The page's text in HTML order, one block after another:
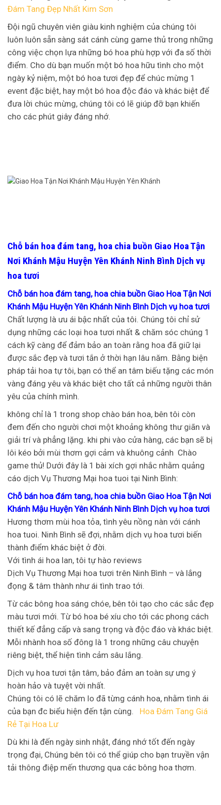
Đám Tang Đẹp Nhất Kim Sơn
Đội ngũ chuyên viên giàu kinh nghiệm của chúng tôi
luôn luôn sẵn sàng sát cánh cùng game thủ trong những
công việc chọn lựa những bó hoa phù hợp với đa số thời
điểm. Cho dù bạn muốn một bó hoa hữu tình cho một
ngày kỷ niệm, một bó hoa tươi đẹp để chúc mừng 1
event đặc biệt, hay một bó hoa độc đáo và khác biệt để
đưa lời chúc mừng, chúng tôi có lẽ giúp đỡ bạn khiến
cho các phút giây đáng nhớ.
Chỗ bán hoa đám tang, hoa chia buồn Giao Hoa Tận
Nơi Khánh Mậu Huyện Yên Khánh Ninh Bình Dịch vụ
hoa tươi
Chỗ bán hoa đám tang, hoa chia buồn Giao Hoa Tận Nơi
Khánh Mậu Huyện Yên Khánh Ninh Bình Dịch vụ hoa tươi
Chất lượng là ưu ái bậc nhất của tôi. Chúng tôi chỉ sử
dụng những các loại hoa tươi nhất & chăm sóc chúng 1
cách kỹ càng để đảm bảo an toàn rằng hoa đã giữ lại
được sắc đẹp và tươi tắn ở thời hạn lâu năm. Bằng biện
pháp tải hoa tự tôi, bạn có thể an tâm biếu tặng các món
vàng đáng yêu và khác biệt cho tất cả những người thân
yêu của chính mình.
không chỉ là 1 trong shop chào bán hoa, bên tôi còn
đem đến cho người chơi một khoảng không thư giãn và
giải trí và phẳng lặng. khi phi vào cửa hàng, các bạn sẽ bị
lôi kéo bởi mùi thơm gợi cảm và khuông cảnh Chào
game thủ! Dưới đây là 1 bài xích gợi nhắc nhằm quảng
cáo dịch Vụ Thương Mại hoa tuoi tại Ninh Bình:
Chỗ bán hoa đám tang, hoa chia buồn Giao Hoa Tận Nơi
Khánh Mậu Huyện Yên Khánh Ninh Bình Dịch vụ hoa tươi
Hương thơm mùi hoa tỏa, tình yêu nồng nàn với cánh
hoa tuoi. Ninh Bình sẽ đợi, nhằm dịch vụ hoa tươi biến
thành điểm khác biệt ở đời.
Với tình ái hoa lan, tôi tự hào reviews
Dịch Vụ Thương Mại hoa tươi trên Ninh Bình – và lắng
đọng & tâm thành như ái tình trao tới.
Từ các bông hoa sáng chóe, bên tôi tạo cho các sắc đẹp
màu tươi mới. Từ bó hoa bé xíu cho tới các phong cách
thiết kế đẳng cấp và sang trọng và độc đáo và khác biệt.
Mỗi nhành hoa số đông là 1 trong những câu chuyện
riêng biệt, thể hiện tình cảm sâu lắng.
Dịch vụ hoa tươi tận tâm, bảo đảm an toàn sự ưng ý
hoàn hảo và tuyệt vời nhất.
Chúng tôi có lẽ chăm lo đã từng cánh hoa, nhằm tình ái
của bạn đc biểu hiện đến tận cùng. Hoa Đám Tang Giá
Rẻ Tại Hoa Lư
Dù khi là đến ngày sinh nhật, đáng nhớ tốt đến ngày
trọng đại, Chúng bên tôi có thể giúp cho bạn truyền vận
tải thông điệp mến thương qua các bông hoa thơm.